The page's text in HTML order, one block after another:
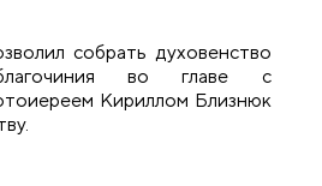
собрать духовенство
во главе с
Кириллом Близнюк